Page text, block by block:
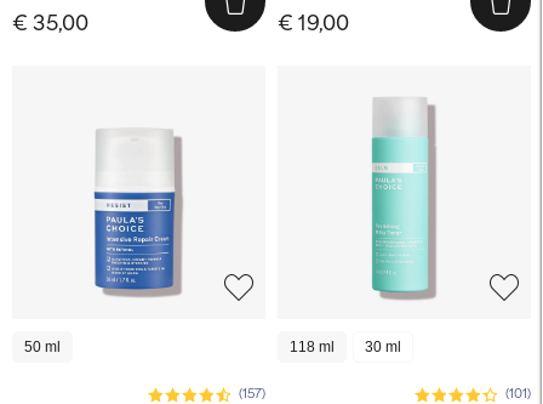
50 ml
(157)
118 ml 30 ml
(101)
€ 35,00 € 19,00